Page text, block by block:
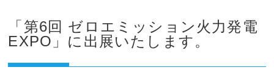
「第6回 ゼロエミッション火力発電
EXPO」に出展いたします。